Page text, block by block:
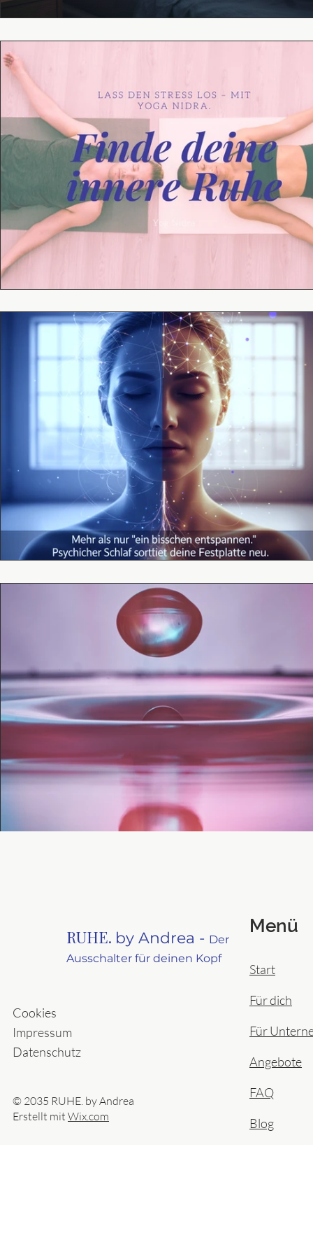
RUHE. by Andrea - Der
Ausschalter für deinen Kopf
Cookies
Impressum
Datenschutz
© 2035 RUHE. by Andrea
Erstellt mit Wix.com
Menü
Start
Für dich
Für
Angebote
FAQ
Blog